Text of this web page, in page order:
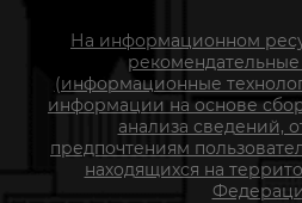
На информационном
рекомендательные
(информационные
информации на основе
анализа сведений,
предпочтениям
находящихся на